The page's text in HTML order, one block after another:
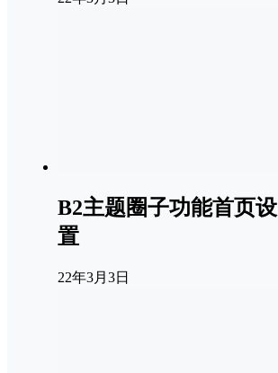
B2主题圈子功能首页设
置
22年3月3日